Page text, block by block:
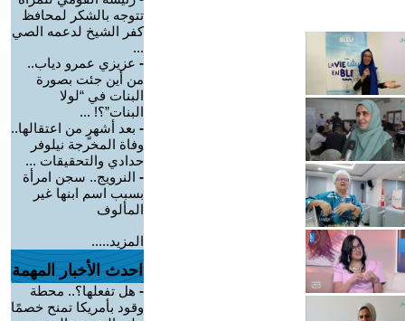
تتوجه بالشكر لمحافظ
كفر الشيخ لدعمه الصي
...
- عزيزي عمرو دياب..
من أين جئت بصورة
البنات في “لولا
البنات”؟! ...
- بعد أشهرٍ من اعتقالها..
وفاة المخرجة نيلوفر
حدادي والتحقيقات ...
- النرويج.. سجن امرأة
بسبب اسم ابنها غير
المألوف
المزيد.....
احدث الأخبار المهمة
- هل تفعلها؟.. محطة
وقود بأمريكا تمنح خصمًا